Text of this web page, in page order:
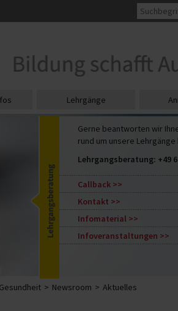
Gerne beantworten wir
rund um unsere Lehrgänge
Lehrgangsberatung: +49
Callback
Kontakt
Infomaterial
Infoveranstaltungen
Lehrgänge
Newsroom Aktuelles